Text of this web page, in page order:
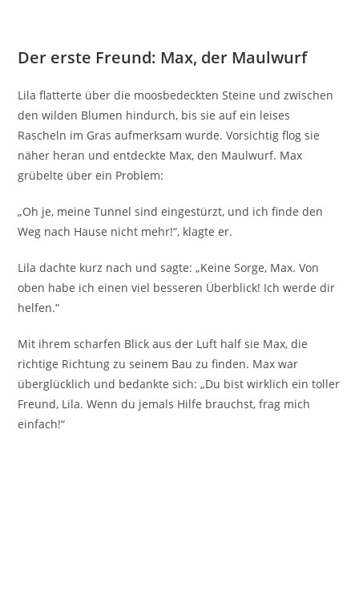
Der erste Freund: Max, der Maulwurf
Lila flatterte über die moosbedeckten Steine und zwischen
den wilden Blumen hindurch, bis sie auf ein leises
Rascheln im Gras aufmerksam wurde. Vorsichtig flog sie
näher heran und entdeckte Max, den Maulwurf. Max
grübelte über ein Problem:
„Oh je, meine Tunnel sind eingestürzt, und ich finde den
Weg nach Hause nicht mehr!“, klagte er.
Lila dachte kurz nach und sagte: „Keine Sorge, Max. Von
oben habe ich einen viel besseren Überblick! Ich werde dir
helfen.“
Mit ihrem scharfen Blick aus der Luft half sie Max, die
richtige Richtung zu seinem Bau zu finden. Max war
überglücklich und bedankte sich: „Du bist wirklich ein toller
Freund, Lila. Wenn du jemals Hilfe brauchst, frag mich
einfach!“